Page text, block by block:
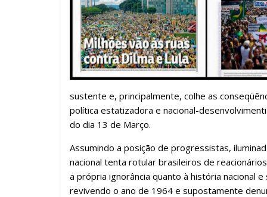
sustente e, principalmente, colhe as
política estatizadora e nacional-
do dia 13 de Março.
Assumindo a posição de progressistas,
nacional tenta rotular brasileiros de
a própria ignorância quanto à história nacional
revivendo o ano de 1964 e supostamente